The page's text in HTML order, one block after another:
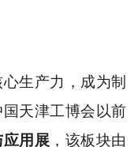
生产力，成为制
国天津工博会以前
用展 ，该板块由